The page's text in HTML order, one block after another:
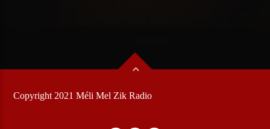
Copyright 2021 Méli Mel Zik Radio